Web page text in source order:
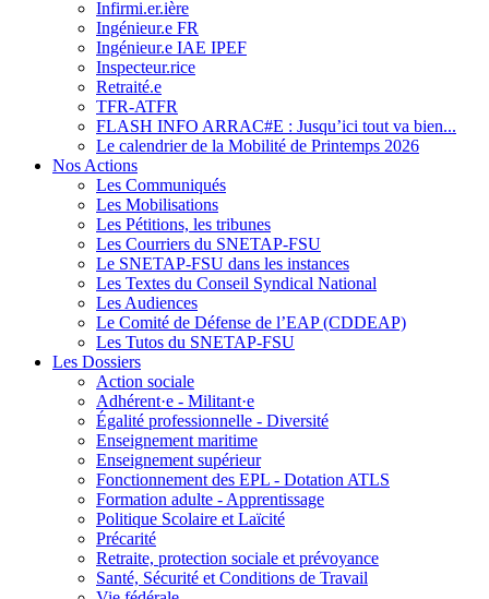
Infirmi.er.ière
Ingénieur.e FR
Ingénieur.e IAE IPEF
Inspecteur.rice
Retraité.e
TFR-ATFR
FLASH INFO ARRAC#E : Jusqu’ici tout va bien...
Le calendrier de la Mobilité de Printemps 2026
Nos Actions
Les Communiqués
Les Mobilisations
Les Pétitions, les tribunes
Les Courriers du SNETAP-FSU
Le SNETAP-FSU dans les instances
Les Textes du Conseil Syndical National
Les Audiences
Le Comité de Défense de l’EAP (CDDEAP)
Les Tutos du SNETAP-FSU
Les Dossiers
Action sociale
Adhérent·e - Militant·e
Égalité professionnelle - Diversité
Enseignement maritime
Enseignement supérieur
Fonctionnement des EPL - Dotation ATLS
Formation adulte - Apprentissage
Politique Scolaire et Laïcité
Précarité
Retraite, protection sociale et prévoyance
Santé, Sécurité et Conditions de Travail